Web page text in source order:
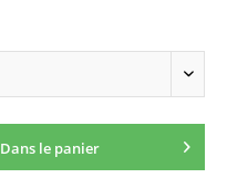
Dans le panier